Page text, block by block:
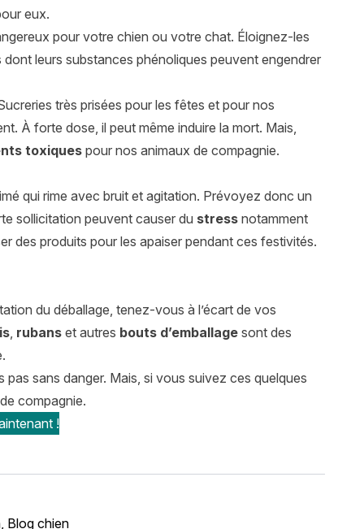
eux.
pour votre chien ou votre chat. Éloignez-les
leurs substances phénoliques peuvent engendrer
très prisées pour les fêtes et pour nos
À forte dose, il peut même induire la mort. Mais,
toxiques pour nos animaux de compagnie.
qui rime avec bruit et agitation. Prévoyez donc un
sollicitation peuvent causer du stress notamment
des produits pour les apaiser pendant ces festivités.
du déballage, tenez-vous à l’écart de vos
, rubans et autres bouts d’emballage sont des
sans danger. Mais, si vous suivez ces quelques
compagnie.
!
, Blog chien